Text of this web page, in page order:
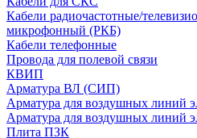
Кабели радиочастотные/
микрофонный (РКБ)
Кабели телефонные
Провода для полевой связи
КВИП
Арматура ВЛ (СИП)
Арматура для воздушных линий
Арматура для воздушных линий
Плита ПЗК